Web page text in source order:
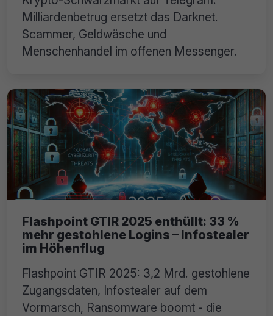
Milliardenbetrug ersetzt das Darknet.
Scammer, Geldwäsche und
Menschenhandel im offenen Messenger.
Flashpoint GTIR 2025 enthüllt: 33 %
mehr gestohlene Logins – Infostealer
im Höhenflug
Flashpoint GTIR 2025: 3,2 Mrd. gestohlene
Zugangsdaten, Infostealer auf dem
Vormarsch, Ransomware boomt - die